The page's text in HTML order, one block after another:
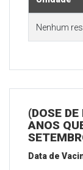
Nenhum
(DOSE
ANOS
Data de